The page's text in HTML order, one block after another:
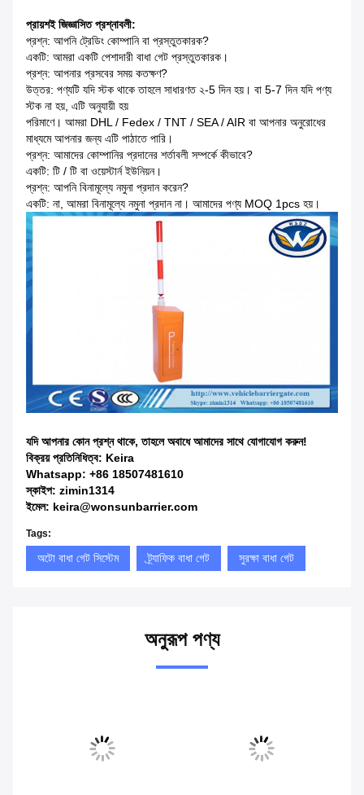
প্রায়শই জিজ্ঞাসিত প্রশ্নাবলী:
প্রশ্ন: আপনি ট্রেডিং কোম্পানি বা প্রস্তুতকারক?
একটি: আমরা একটি পেশাদারী বাধা গেট প্রস্তুতকারক।
প্রশ্ন: আপনার প্রসবের সময় কতক্ষণ?
উত্তর: পণ্যটি যদি স্টক থাকে তাহলে সাধারণত ২-5 দিন হয়। বা 5-7 দিন যদি পণ্য
স্টক না হয়, এটি অনুযায়ী হয়
পরিমাণে। আমরা DHL / Fedex / TNT / SEA / AIR বা আপনার অনুরোধের
মাধ্যমে আপনার জন্য এটি পাঠাতে পারি।
প্রশ্ন: আমাদের কোম্পানির প্রদানের শর্তাবলী সম্পর্কে কীভাবে?
একটি: টি / টি বা ওয়েস্টার্ন ইউনিয়ন।
প্রশ্ন: আপনি বিনামূল্যে নমুনা প্রদান করেন?
একটি: না, আমরা বিনামূল্যে নমুনা প্রদান না। আমাদের পণ্য MOQ 1pcs হয়।
যদি আপনার কোন প্রশ্ন থাকে, তাহলে অবাধে আমাদের সাথে যোগাযোগ করুন!
বিক্রয় প্রতিনিধিত্ব: Keira
Whatsapp: +86 18507481610
স্কাইপ: zimin1314
ইমেল: keira@wonsunbarrier.com
Tags:
অটো বাধা গেট সিস্টেম ট্র্যাফিক বাধা গেট সুরক্ষা বাধা গেট
অনুরূপ পণ্য